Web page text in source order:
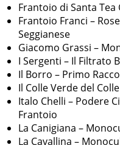
Frantoio di Santa Tea
Frantoio Franci –
Seggianese
Giacomo Grassi –
I Sergenti – Il Filtrato
Il Borro – Primo
Il Colle Verde del
Italo Chelli – Podere
Frantoio
La Canigiana –
La Cavallina –